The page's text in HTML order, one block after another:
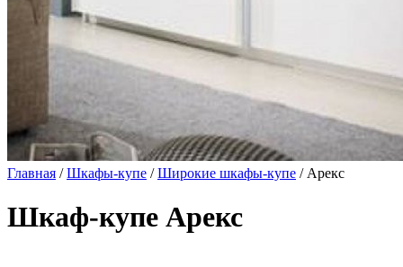
Главная /Шкафы-купе /Широкие шкафы-купе / Арекс
Шкаф-купе Арекс